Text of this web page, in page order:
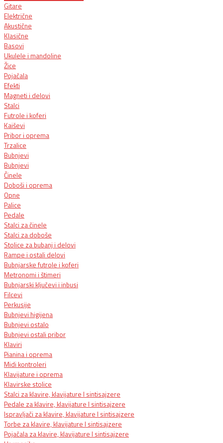
Gitare
Električne
Akustične
Klasične
Basovi
Ukulele i mandoline
Žice
Pojačala
Efekti
Magneti i delovi
Stalci
Futrole i koferi
Kaiševi
Pribor i oprema
Trzalice
Bubnjevi
Bubnjevi
Činele
Doboši i oprema
Opne
Palice
Pedale
Stalci za činele
Stalci za doboše
Stolice za bubanj i delovi
Rampe i ostali delovi
Bubnjarske futrole i koferi
Metronomi i štimeri
Bubnjarski ključevi i inbusi
Filcevi
Perkusije
Bubnjevi higijena
Bubnjevi ostalo
Bubnjevi ostali pribor
Klaviri
Pianina i oprema
Midi kontroleri
Klavijature i oprema
Klavirske stolice
Stalci za klavire, klavijature I sintisajzere
Pedale za klavire, klavijature I sintisajzere
Ispravljači za klavire, klavijature I sintisajzere
Torbe za klavire, klavijature I sintisajzere
Pojačala za klavire, klavijature I sintisajzere